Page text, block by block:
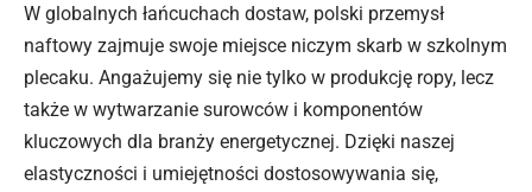
W globalnych łańcuchach dostaw, polski przemysł
naftowy zajmuje swoje miejsce niczym skarb w szkolnym
plecaku. Angażujemy się nie tylko w produkcję ropy, lecz
także w wytwarzanie surowców i komponentów
kluczowych dla branży energetycznej. Dzięki naszej
elastyczności i umiejętności dostosowywania się,